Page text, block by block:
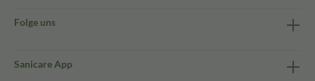
Folge uns
Sanicare App